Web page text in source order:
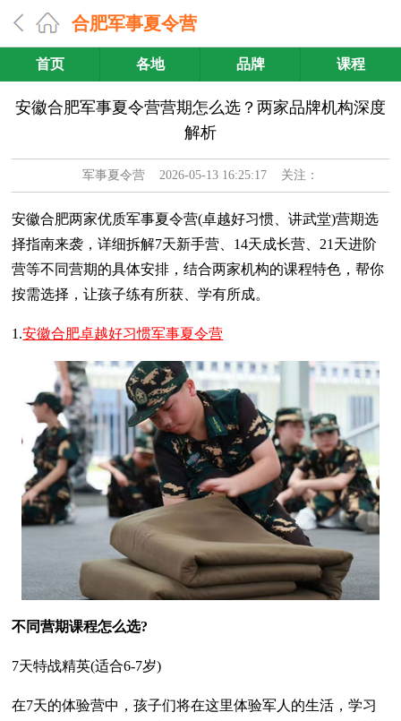
合肥军事夏令营
首页 各地 品牌 课程
安徽合肥军事夏令营营期怎么选？两家品牌机构深度
解析
军事夏令营2026-05-13 16:25:17 关注：
安徽合肥两家优质军事夏令营(卓越好习惯、讲武堂)营期选
择指南来袭，详细拆解7天新手营、14天成长营、21天进阶
营等不同营期的具体安排，结合两家机构的课程特色，帮你
按需选择，让孩子练有所获、学有所成。
1.安徽合肥卓越好习惯军事夏令营
不同营期课程怎么选?
7天特战精英(适合6-7岁)
在7天的体验营中，孩子们将在这里体验军人的生活，学习